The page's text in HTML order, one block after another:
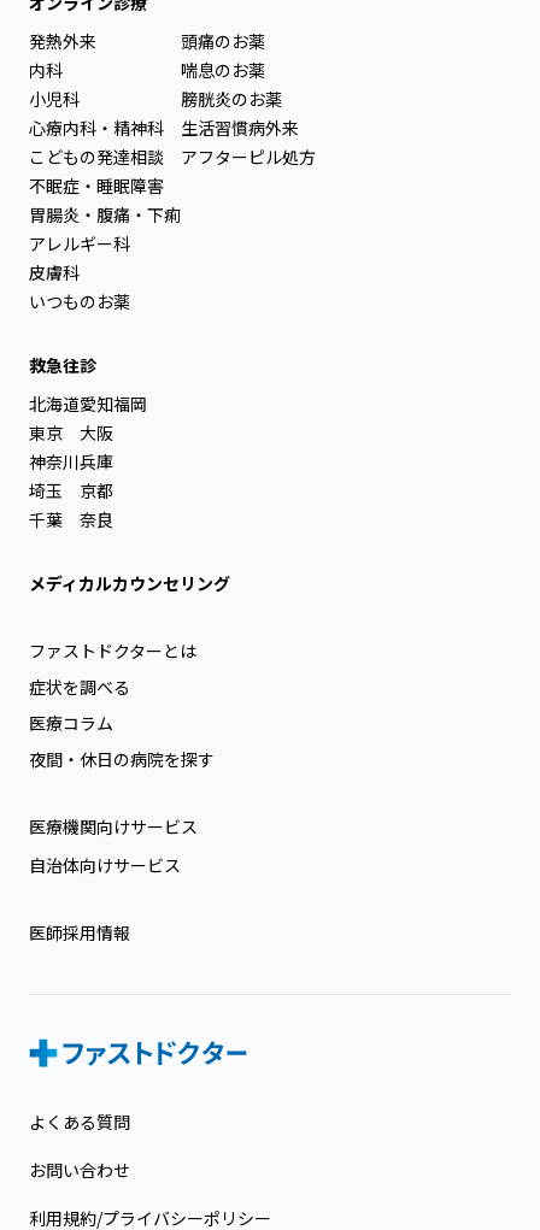
発熱外来
内科
小児科
心療内科・精神科
こどもの発達相談
不眠症・睡眠障害
胃腸炎・腹痛・下痢
アレルギー科
皮膚科
いつものお薬
頭痛のお薬
喘息のお薬
膀胱炎のお薬
生活習慣病外来
アフターピル処方
救急往診
北海道
東京
神奈川
埼玉
千葉
愛知
大阪
兵庫
京都
奈良
福岡
メディカルカウンセリング
ファストドクターとは
症状を調べる
医療コラム
夜間・休日の病院を探す
医療機関向けサービス
自治体向けサービス
医師採用情報
よくある質問
お問い合わせ
利用規約/プライバシーポリシー